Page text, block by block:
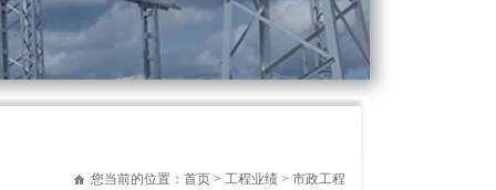
您当前的位置： 首页 > 工程业绩 > 市政工程